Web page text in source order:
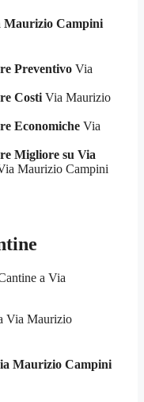
Maurizio Campini
Preventivo Via
Costi Via Maurizio
Economiche Via
Migliore su Via
Maurizio Campini
Via Maurizio
Maurizio Campini